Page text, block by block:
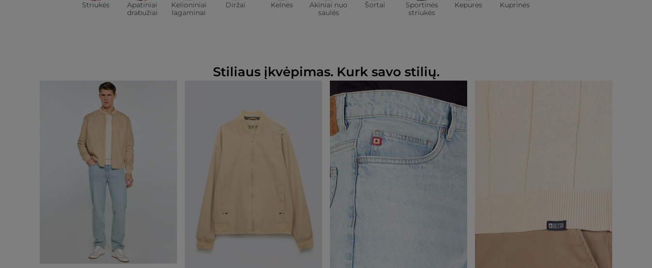
Striukės
Apatiniai
drabužiai
Kelioniniai
lagaminai
Diržai Kelnės
Akiniai nuo
saulės
Šortai
Sportinės
striukės
Kepurės Kuprinės
Stiliaus įkvėpimas. Kurk savo stilių.